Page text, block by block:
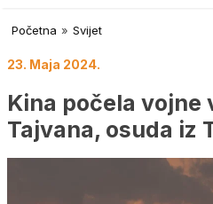
Početna » Svijet
23. Maja 2024.
Kina počela vojne
Tajvana, osuda iz